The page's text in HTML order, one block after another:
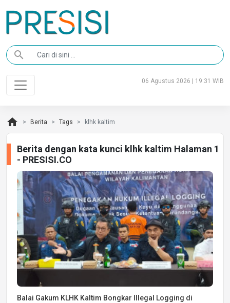
search
06 Agustus 2026 | 19:31 WIB
home Berita Tags klhk kaltim
Berita dengan kata kunci klhk kaltim Halaman 1
- PRESISI.CO
Balai Gakum KLHK Kaltim Bongkar Illegal Logging di